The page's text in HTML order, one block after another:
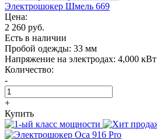
Электрошокер Шмель 669
Цена:
2 260 руб.
Есть в наличии
Пробой одежды: 33 мм
Напряжение на электродах: 4,000 кВт
Количество:
-
+
Купить